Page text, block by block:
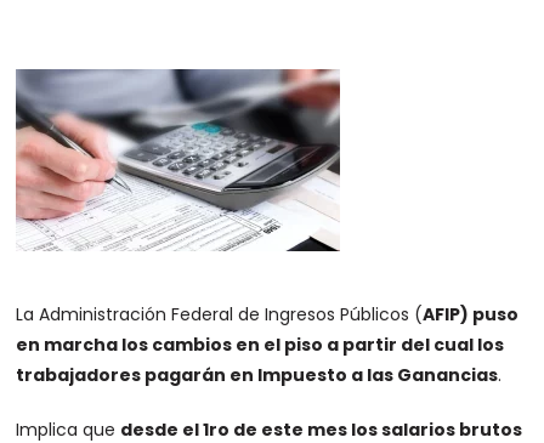
La Administración Federal de Ingresos Públicos (AFIP) puso
en marcha los cambios en el piso a partir del cual los
trabajadores pagarán en Impuesto a las Ganancias.
Implica que desde el 1ro de este mes los salarios brutos